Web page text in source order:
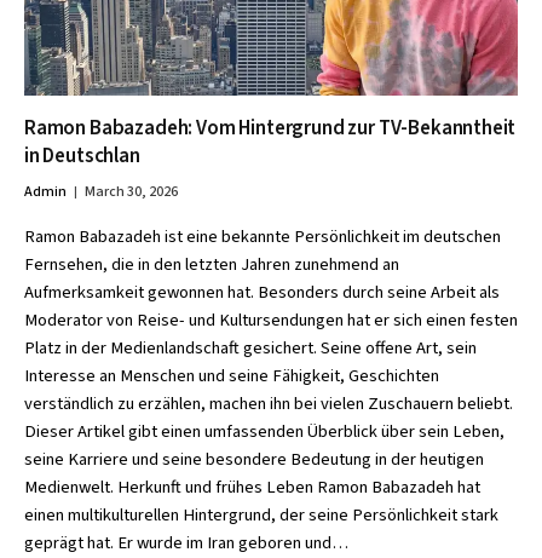
Ramon Babazadeh: Vom Hintergrund zur TV-Bekanntheit
in Deutschlan
Admin March 30, 2026
Ramon Babazadeh ist eine bekannte Persönlichkeit im deutschen
Fernsehen, die in den letzten Jahren zunehmend an
Aufmerksamkeit gewonnen hat. Besonders durch seine Arbeit als
Moderator von Reise- und Kultursendungen hat er sich einen festen
Platz in der Medienlandschaft gesichert. Seine offene Art, sein
Interesse an Menschen und seine Fähigkeit, Geschichten
verständlich zu erzählen, machen ihn bei vielen Zuschauern beliebt.
Dieser Artikel gibt einen umfassenden Überblick über sein Leben,
seine Karriere und seine besondere Bedeutung in der heutigen
Medienwelt. Herkunft und frühes Leben Ramon Babazadeh hat
einen multikulturellen Hintergrund, der seine Persönlichkeit stark
geprägt hat. Er wurde im Iran geboren und…